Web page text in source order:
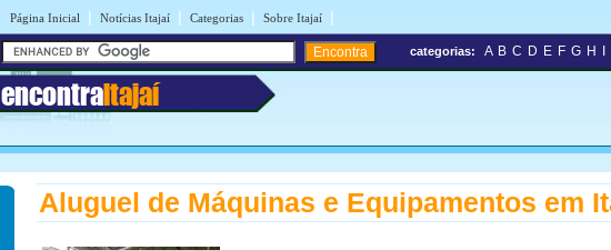
Página Inicial | Notícias Itajaí | Categorias | Sobre Itajaí |
encontraItajaí
categorias: A B C D E F G H
Aluguel de Máquinas e Equipamentos em